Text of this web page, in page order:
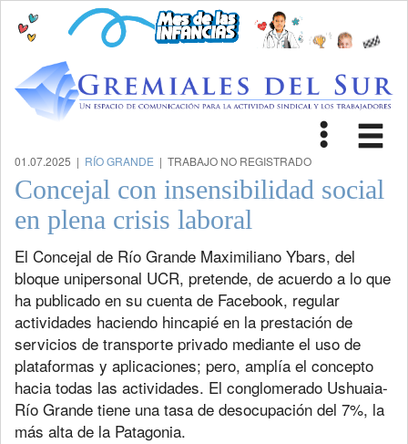
Toggle
01.07.2025 | RÍO GRANDE | TRABAJO NO REGISTRADO
Concejal con insensibilidad social
en plena crisis laboral
El Concejal de Río Grande Maximiliano Ybars, del
bloque unipersonal UCR, pretende, de acuerdo a lo que
ha publicado en su cuenta de Facebook, regular
actividades haciendo hincapié en la prestación de
servicios de transporte privado mediante el uso de
plataformas y aplicaciones; pero, amplía el concepto
hacia todas las actividades. El conglomerado Ushuaia-
Río Grande tiene una tasa de desocupación del 7%, la
más alta de la Patagonia.